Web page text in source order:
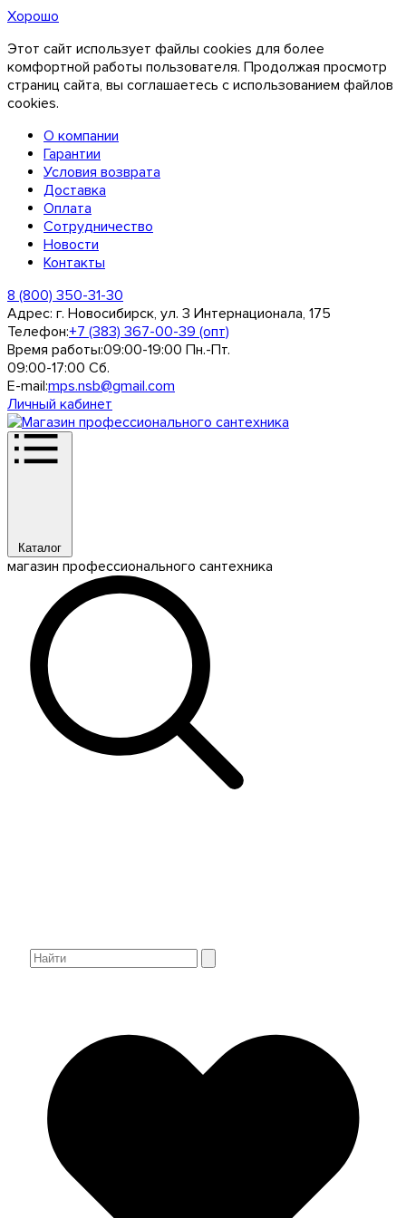
Хорошо
Этот сайт использует файлы cookies для более
комфортной работы пользователя. Продолжая просмотр
страниц сайта, вы соглашаетесь с использованием файлов
cookies.
О компании
Гарантии
Условия возврата
Доставка
Оплата
Сотрудничество
Новости
Контакты
8 (800) 350-31-30
Адрес: г. Новосибирск, ул. 3 Интернационала, 175
Телефон:+7 (383) 367-00-39 (опт)
Время работы:09:00-19:00 Пн.-Пт.
09:00-17:00 Сб.
E-mail:mps.nsb@gmail.com
Личный кабинет
Каталог
магазин профессионального сантехника